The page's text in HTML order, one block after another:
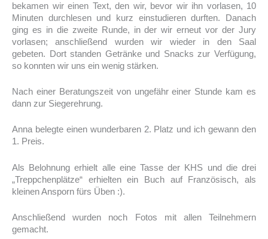
bekamen wir einen Text, den wir, bevor wir ihn vorlasen, 10
Minuten durchlesen und kurz einstudieren durften. Danach
ging es in die zweite Runde, in der wir erneut vor der Jury
vorlasen; anschließend wurden wir wieder in den Saal
gebeten. Dort standen Getränke und Snacks zur Verfügung,
so konnten wir uns ein wenig stärken.
Nach einer Beratungszeit von ungefähr einer Stunde kam es
dann zur Siegerehrung.
Anna belegte einen wunderbaren 2. Platz und ich gewann den
1. Preis.
Als Belohnung erhielt alle eine Tasse der KHS und die drei
„Treppchenplätze“ erhielten ein Buch auf Französisch, als
kleinen Ansporn fürs Üben :).
Anschließend wurden noch Fotos mit allen Teilnehmern
gemacht.